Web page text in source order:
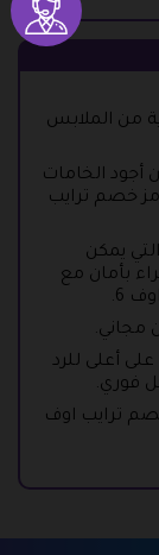
من الملابس
أجود الخامات
خصم ترايب
يمكن
بأمان مع
6.
مجاني.
أعلى للرد
فوري.
ترايب اوف